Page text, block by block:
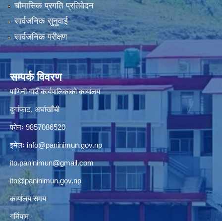
चौमासिक प्रगति प्रतिवेदन
सार्वजनिक सुनुवाई
सार्वजनिक परीक्षण
सम्पर्क विवरण
पाणिनी गाउँ कार्यपालिकाको कार्यालय
दुर्गाफाट, अर्घाखाँची
फोनः 9857086520
इमेलः info@paninimun.gov.np
ito.paninimun@gmail.com
ito@paninimun.gov.np
कार्यालय समय
गर्मियाम